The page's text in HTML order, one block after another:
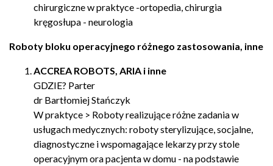
chirurgiczne w praktyce -ortopedia, chirurgia
kręgosłupa - neurologia
Roboty bloku operacyjnego różnego zastosowania, inne
ACCREA ROBOTS, ARIA i inne
GDZIE? Parter
dr Bartłomiej Stańczyk
W praktyce > Roboty realizujące różne zadania w
usługach medycznych: roboty sterylizujące, socjalne,
diagnostyczne i wspomagające lekarzy przy stole
operacyjnym ora pacjenta w domu - na podstawie